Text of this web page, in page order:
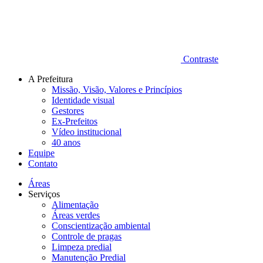
Contraste
A Prefeitura
Missão, Visão, Valores e Princípios
Identidade visual
Gestores
Ex-Prefeitos
Vídeo institucional
40 anos
Equipe
Contato
Áreas
Serviços
Alimentação
Áreas verdes
Conscientização ambiental
Controle de pragas
Limpeza predial
Manutenção Predial